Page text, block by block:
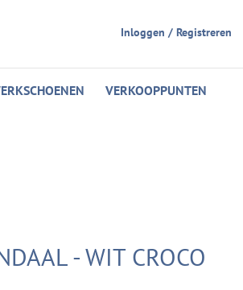
VERKOOPPUNTEN
Inloggen / Registreren
- WIT CROCO